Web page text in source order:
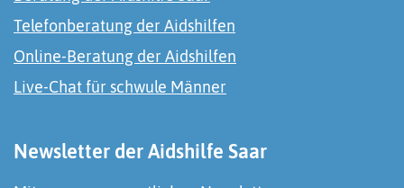
Telefonberatung der Aidshilfen
Online-Beratung der Aidshilfen
Live-Chat für schwule Männer
Newsletter der Aidshilfe Saar